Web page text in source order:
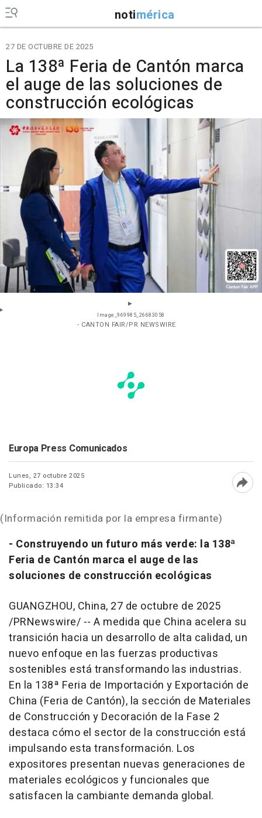
notimérica
27 DE OCTUBRE DE 2025
La 138ª Feria de Cantón marca
el auge de las soluciones de
construcción ecológicas
Image_969985_26683058
- CANTON FAIR/PR NEWSWIRE
Europa Press Comunicados
Lunes, 27 octubre 2025
Publicado: 13:34
(Información remitida por la empresa firmante)
- Construyendo un futuro más verde: la 138ª
Feria de Cantón marca el auge de las
soluciones de construcción ecológicas
GUANGZHOU, China, 27 de octubre de 2025
/PRNewswire/ -- A medida que China acelera su
transición hacia un desarrollo de alta calidad, un
nuevo enfoque en las fuerzas productivas
sostenibles está transformando las industrias.
En la 138ª Feria de Importación y Exportación de
China (Feria de Cantón), la sección de Materiales
de Construcción y Decoración de la Fase 2
destaca cómo el sector de la construcción está
impulsando esta transformación. Los
expositores presentan nuevas generaciones de
materiales ecológicos y funcionales que
satisfacen la cambiante demanda global.